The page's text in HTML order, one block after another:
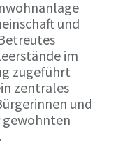
und
im
zugeführt
zentrales
und
gewohnten